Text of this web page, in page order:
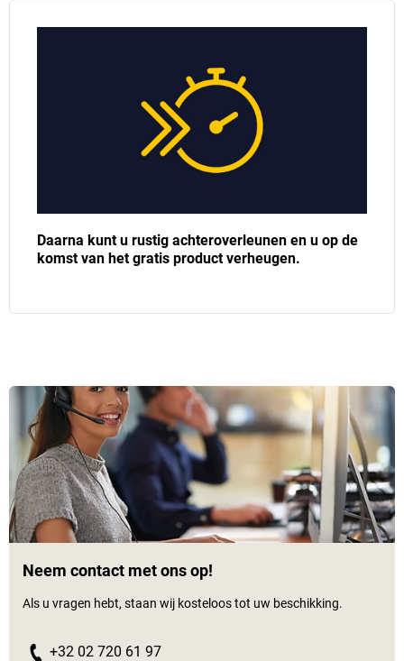
Daarna kunt u rustig achteroverleunen en u op de
komst van het gratis product verheugen.
Neem contact met ons op!
Als u vragen hebt, staan wij kosteloos tot uw beschikking.
+32 02 720 61 97